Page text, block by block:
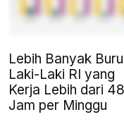
Lebih Banyak
Laki-Laki RI yang
Kerja Lebih dari 48
Jam per Minggu